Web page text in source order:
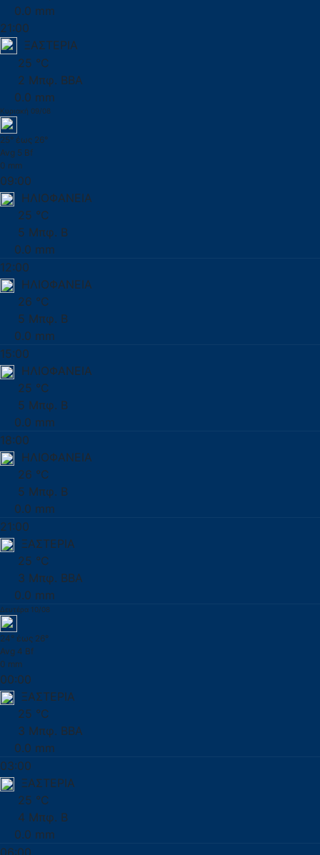
0.0 mm
21:00
ΞΑΣΤΕΡΙΑ
25 °C
2 Μπφ. ΒΒΑ
0.0 mm
Κυριακή 09/08
25° έως 26°
Avg 5 Bf
0 mm
09:00
ΗΛΙΟΦΑΝΕΙΑ
25 °C
5 Μπφ. Β
0.0 mm
12:00
ΗΛΙΟΦΑΝΕΙΑ
26 °C
5 Μπφ. Β
0.0 mm
15:00
ΗΛΙΟΦΑΝΕΙΑ
25 °C
5 Μπφ. Β
0.0 mm
18:00
ΗΛΙΟΦΑΝΕΙΑ
26 °C
5 Μπφ. Β
0.0 mm
21:00
ΞΑΣΤΕΡΙΑ
25 °C
3 Μπφ. ΒΒΑ
0.0 mm
Δευτέρα 10/08
24° έως 26°
Avg 4 Bf
0 mm
00:00
ΞΑΣΤΕΡΙΑ
25 °C
3 Μπφ. ΒΒΑ
0.0 mm
03:00
ΞΑΣΤΕΡΙΑ
25 °C
4 Μπφ. Β
0.0 mm